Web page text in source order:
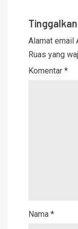
Alamat email
Ruas yang
Komentar *
Nama *